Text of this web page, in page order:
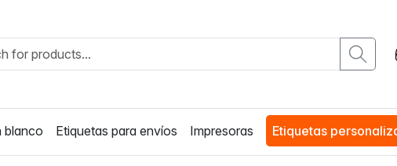
blanco Etiquetas para envíos Impresoras Etiquetas